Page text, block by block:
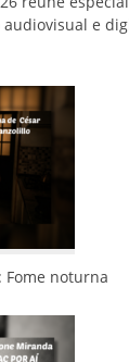
e
Fome noturna